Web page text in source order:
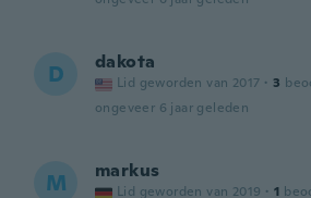
D dakota
Lid geworden van 2017 · 3
ongeveer 6 jaar geleden
M markus
Lid geworden van 2019 · 1